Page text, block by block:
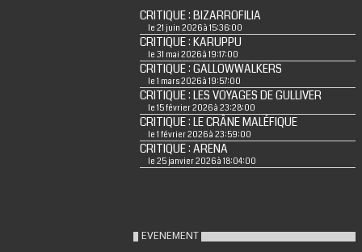
CRITIQUE : BIZARROFILIA
le 21 juin 2026 à 15:36:00
CRITIQUE : KARUPPU
le 31 mai 2026 à 19:17:00
CRITIQUE : GALLOWWALKERS
le 1 mars 2026 à 19:57:00
CRITIQUE : LES VOYAGES DE GULLIVER
le 15 février 2026 à 23:28:00
CRITIQUE : LE CRÂNE MALÉFIQUE
le 1 février 2026 à 23:59:00
CRITIQUE : ARENA
le 25 janvier 2026 à 18:04:00
EVENEMENT